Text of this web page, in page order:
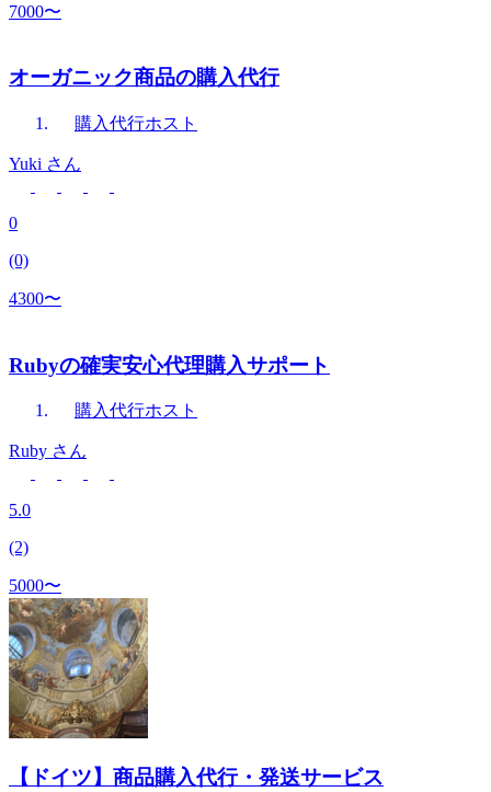
7000〜
オーガニック商品の購入代行
購入代行ホスト
Yuki さん
0
(0)
4300〜
Rubyの確実安心代理購入サポート
購入代行ホスト
Ruby さん
5.0
(2)
5000〜
【ドイツ】商品購入代行・発送サービス